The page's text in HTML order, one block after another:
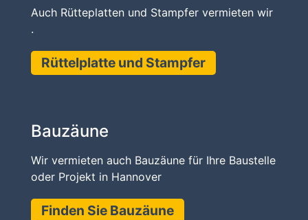
Auch Rütteplatten und Stampfer vermieten wir
.
Rüttelplatte und Stampfer
Bauzäune
Wir vermieten auch Bauzäune für Ihre Baustelle
oder Projekt in Hannover
Finden Sie Bauzäune